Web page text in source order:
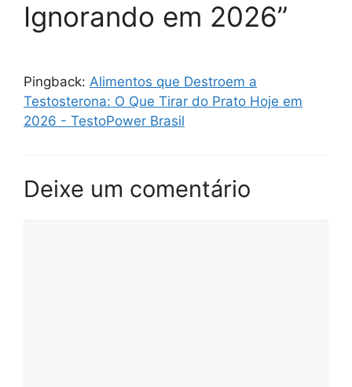
Ignorando em 2026”
Pingback: Alimentos que Destroem a
Testosterona: O Que Tirar do Prato Hoje em
2026 - TestoPower Brasil
Deixe um comentário